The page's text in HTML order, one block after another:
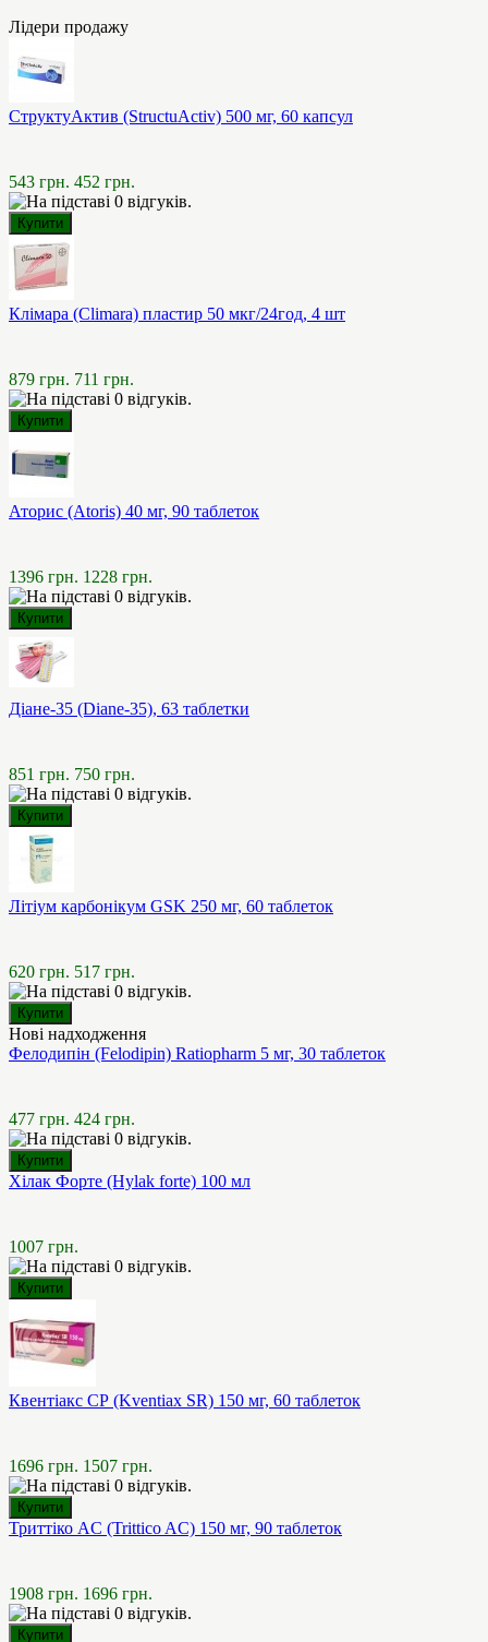
Лідери продажу
СтруктуАктив (StructuActiv) 500 мг, 60 капсул
543 грн. 452 грн.
Клімара (Climara) пластир 50 мкг/24год, 4 шт
879 грн. 711 грн.
Аторис (Atoris) 40 мг, 90 таблеток
1396 грн. 1228 грн.
Діане-35 (Diane-35), 63 таблетки
851 грн. 750 грн.
Літіум карбонікум GSK 250 мг, 60 таблеток
620 грн. 517 грн.
Нові надходження
Фелодипін (Felodipin) Ratiopharm 5 мг, 30 таблеток
477 грн. 424 грн.
Хілак Форте (Hylak forte) 100 мл
1007 грн.
Квентіакс СР (Kventiax SR) 150 мг, 60 таблеток
1696 грн. 1507 грн.
Триттіко AC (Trittico AC) 150 мг, 90 таблеток
1908 грн. 1696 грн.